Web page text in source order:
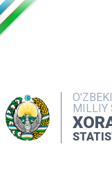
MILLIY